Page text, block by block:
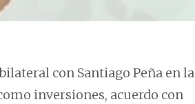
con Santiago Peña en la
inversiones, acuerdo con